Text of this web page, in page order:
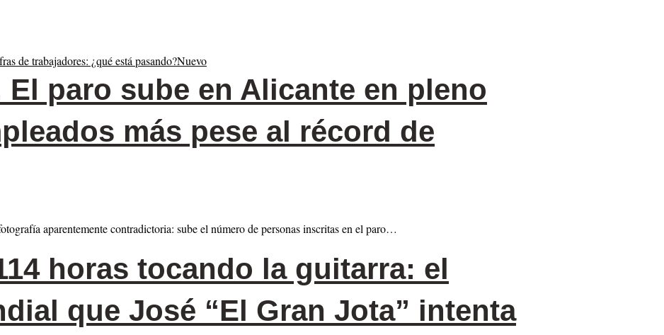
Nuevo
El paro sube en Alicante en pleno
más pese al récord de
aparentemente contradictoria: sube el número de personas inscritas en el paro…
horas tocando la guitarra: el
que José “El Gran Jota” intenta